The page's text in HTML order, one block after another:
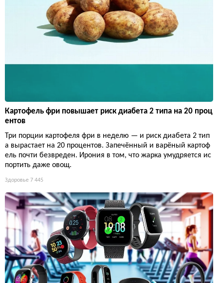
Картофель фри повышает риск диабета 2 типа на 20 проц
ентов
Три порции картофеля фри в неделю — и риск диабета 2 тип
а вырастает на 20 процентов. Запечённый и варёный картоф
ель почти безвреден. Ирония в том, что жарка умудряется ис
портить даже овощ.
Здоровье 7 445